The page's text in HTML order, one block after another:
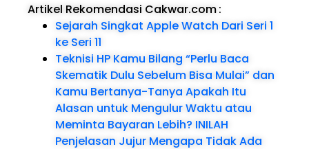
Artikel Rekomendasi Cakwar.com:
Sejarah Singkat Apple Watch Dari Seri 1
ke Seri 11
Teknisi HP Kamu Bilang “Perlu Baca
Skematik Dulu Sebelum Bisa Mulai” dan
Kamu Bertanya-Tanya Apakah Itu
Alasan untuk Mengulur Waktu atau
Meminta Bayaran Lebih? INILAH
Penjelasan Jujur Mengapa Tidak Ada